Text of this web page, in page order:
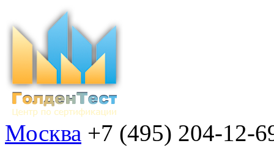
Москва +7 (495) 204-12-